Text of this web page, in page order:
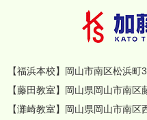
【福浜本校】岡山市南区松浜町
【藤田教室】岡山県岡山市南区
【灘崎教室】岡山県岡山市南区